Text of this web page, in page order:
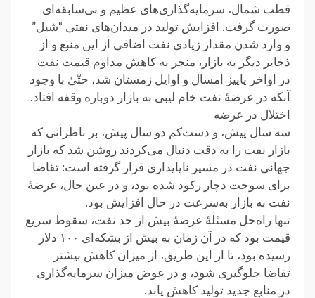
قطب شمال، سرمایه‌گذاری‌های عظیم و بی‌سابقه‌ای
صورت گرفت. افزایش تولید در میدان‌های نفتی “شیل”
و وارد شدن مقدار زیادی نفت اضافی از این منبع و از
ذخایر دیگر به بازار، منجر به کاهش مداوم قیمت نفت
در اواخر پاییز امسال و اوایل زمستان شد، حتّیٰ با وجود
آنکه در عرضهٔ نفت خام لیبی به بازار دوباره وقفه افتاد.
اختلال در عرضه
سه سال پیش، و دست‌کم دو سال پیش، بر ناظرانی که
بازار نفت را به دقت دنبال می‌کردند روشن شد که بازار
جهانی نفت در مسیر ناپایداری قرار گرفته است: تقاضا
برای سوخت دچار رکود شده بود، و در عین حال، عرضهٔ
نفت به بازار به‌سرعت در حال افزایش بود.
تنها راه‌حل مسئلهٔ عرضهٔ بیش از حد نفت، سقوط سریع
قیمت بود که در آن زمان به بیش از بشکه‌ای ۱۰۰ دلار
رسیده بود، تا از این طریق، از میزان کاهش بیشتر
تقاضا جلوگیری شود، و در عوض میزان سرمایه‌گذاری
در منابع جدید تولید کاهش یابد.